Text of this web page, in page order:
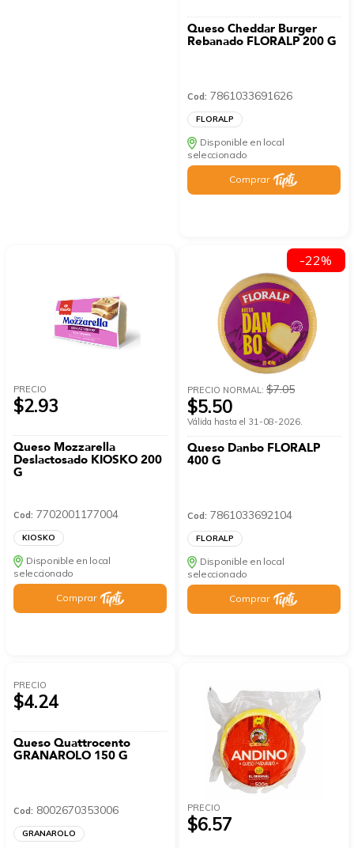
Queso Cheddar Burger
Rebanado FLORALP 200 G
Cod: 7861033691626
FLORALP
Disponible en local
seleccionado
Comprar
PRECIO
$2.93
Queso Mozzarella
Deslactosado KIOSKO 200
G
Cod: 7702001177004
KIOSKO
Disponible en local
seleccionado
Comprar
PRECIO NORMAL:$7.05
$5.50
Válida hasta el 31-08-2026.
Queso Danbo FLORALP
400 G
Cod: 7861033692104
FLORALP
Disponible en local
seleccionado
Comprar
-22%
PRECIO
$4.24
Queso Quattrocento
GRANAROLO 150 G
Cod: 8002670353006
GRANAROLO
PRECIO
$6.57